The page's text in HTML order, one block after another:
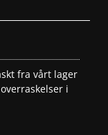
fra vårt lager
i